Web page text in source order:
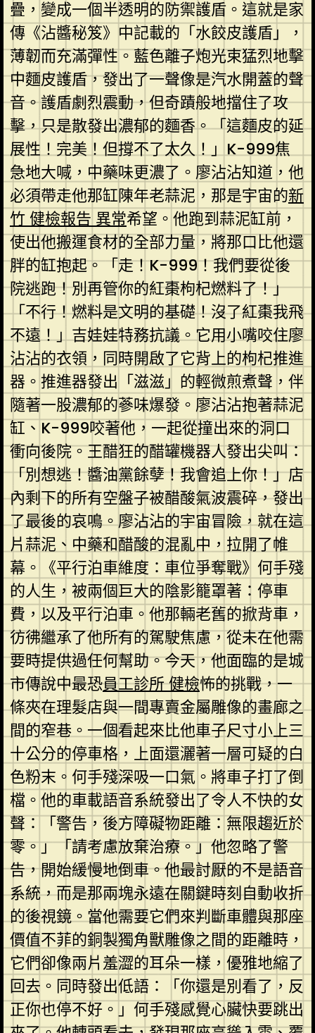
疊，變成一個半透明的防禦護盾。這就是家
傳《沾醬秘笈》中記載的「水餃皮護盾」，
薄韌而充滿彈性。藍色離子炮光束猛烈地擊
中麵皮護盾，發出了一聲像是汽水開蓋的聲
音。護盾劇烈震動，但奇蹟般地擋住了攻
擊，只是散發出濃郁的麵香。「這麵皮的延
展性！完美！但撐不了太久！」K-999焦
急地大喊，中藥味更濃了。廖沾沾知道，他
必須帶走他那缸陳年老蒜泥，那是宇宙的新
竹 健檢報告 異常希望。他跑到蒜泥缸前，
使出他搬運食材的全部力量，將那口比他還
胖的缸抱起。「走！K-999！我們要從後
院逃跑！別再管你的紅棗枸杞燃料了！」
「不行！燃料是文明的基礎！沒了紅棗我飛
不遠！」吉娃娃特務抗議。它用小嘴咬住廖
沾沾的衣領，同時開啟了它背上的枸杞推進
器。推進器發出「滋滋」的輕微煎煮聲，伴
隨著一股濃郁的蔘味爆發。廖沾沾抱著蒜泥
缸、K-999咬著他，一起從撞出來的洞口
衝向後院。王醋狂的醋罐機器人發出尖叫：
「別想逃！醬油黨餘孽！我會追上你！」店
內剩下的所有空盤子被醋酸氣波震碎，發出
了最後的哀鳴。廖沾沾的宇宙冒險，就在這
片蒜泥、中藥和醋酸的混亂中，拉開了帷
幕。《平行泊車維度：車位爭奪戰》何手殘
的人生，被兩個巨大的陰影籠罩著：停車
費，以及平行泊車。他那輛老舊的掀背車，
彷彿繼承了他所有的駕駛焦慮，從未在他需
要時提供過任何幫助。今天，他面臨的是城
市傳說中最恐員工診所 健檢怖的挑戰，一
條夾在理髮店與一間專賣金屬雕像的畫廊之
間的窄巷。一個看起來比他車子尺寸小上三
十公分的停車格，上面還灑著一層可疑的白
色粉末。何手殘深吸一口氣。將車子打了倒
檔。他的車載語音系統發出了令人不快的女
聲：「警告，後方障礙物距離：無限趨近於
零。」「請考慮放棄治療。」他忽略了警
告，開始緩慢地倒車。他最討厭的不是語音
系統，而是那兩塊永遠在關鍵時刻自動收折
的後視鏡。當他需要它們來判斷車體與那座
價值不菲的銅製獨角獸雕像之間的距離時，
它們卻像兩片羞澀的耳朵一樣，優雅地縮了
回去。同時發出低語：「你還是別看了，反
正你也停不好。」何手殘感覺心臟快要跳出